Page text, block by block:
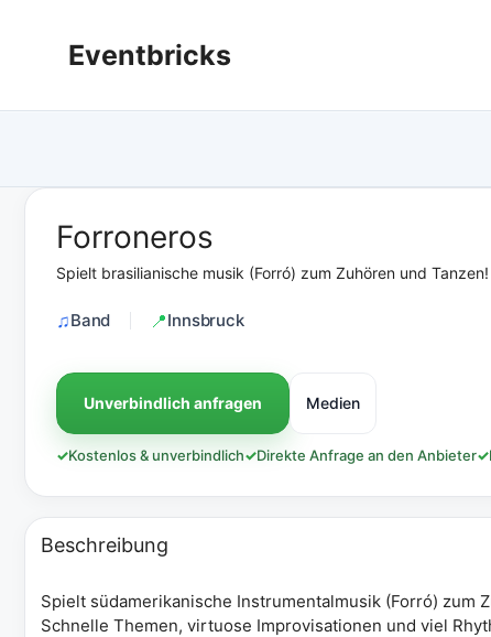
springenEventbricks
Forroneros
Spielt brasilianische musik (Forró) zum Zuhören und Tanzen!
Band Innsbruck
Unverbindlich anfragen Medien
✓Kostenlos & unverbindlich✓Direkte Anfrage an den Anbieter✓
Beschreibung
Spielt südamerikanische Instrumentalmusik (Forró) zum
Schnelle Themen, virtuose Improvisationen und viel